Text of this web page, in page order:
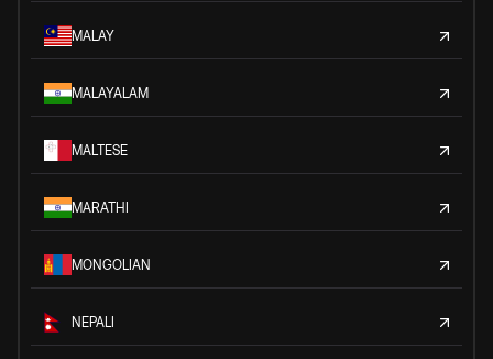
MALAY
MALAYALAM
MALTESE
MARATHI
MONGOLIAN
NEPALI